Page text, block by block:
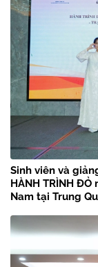
Sinh viên và
HÀNH TRÌNH
Nam tại Trung